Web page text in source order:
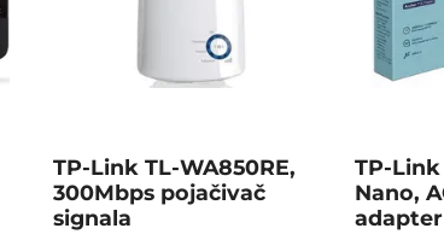
TP-Link TL-WA850RE,
300Mbps pojačivač
signala
TP-Link
Nano,
adapter